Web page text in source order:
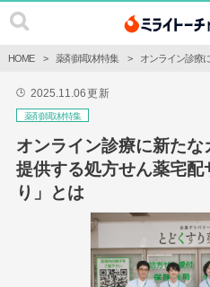
HOME 薬剤師取材特集 オンライン診療
🕒 2025.11.06更新
薬剤師取材特集
オンライン診療に新た
提供する処方せん薬宅
り」とは